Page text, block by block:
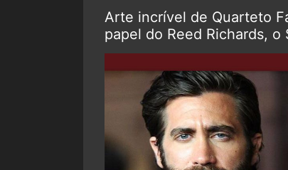
Arte incrível de Quarteto
papel do Reed Richards,